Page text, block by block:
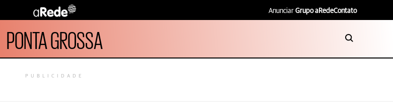
Anunciar Grupo aRedeContato
PONTA GROSSA
PUBLICIDADE